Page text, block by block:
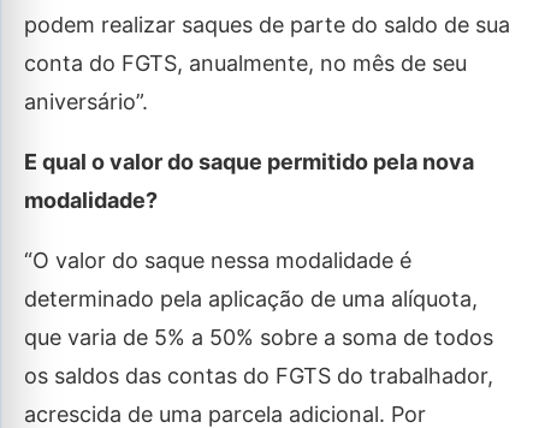
podem realizar saques de parte do saldo de sua
conta do FGTS, anualmente, no mês de seu
aniversário”.
E qual o valor do saque permitido pela nova
modalidade?
“O valor do saque nessa modalidade é
determinado pela aplicação de uma alíquota,
que varia de 5% a 50% sobre a soma de todos
os saldos das contas do FGTS do trabalhador,
acrescida de uma parcela adicional. Por